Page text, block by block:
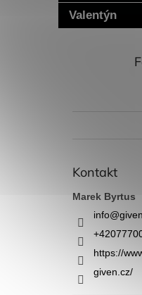
Valentýn
Kontakt
Marek Byrtus
info@
https://
given.cz/